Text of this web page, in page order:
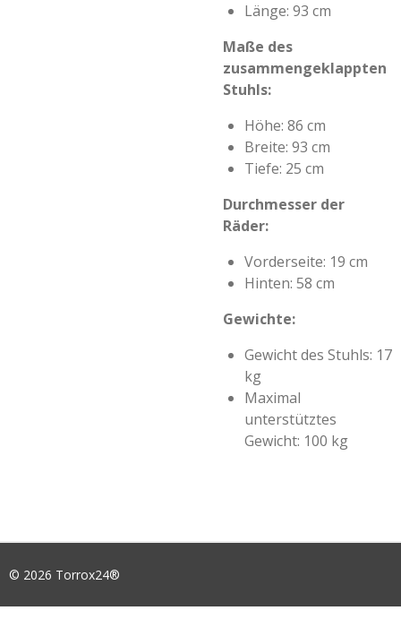
Länge: 93 cm
Maße des
zusammengeklappten
Stuhls:
Höhe: 86 cm
Breite: 93 cm
Tiefe: 25 cm
Durchmesser der
Räder:
Vorderseite: 19 cm
Hinten: 58 cm
Gewichte:
Gewicht des Stuhls: 17
kg
Maximal
unterstütztes
Gewicht: 100 kg
© 2026 Torrox24®